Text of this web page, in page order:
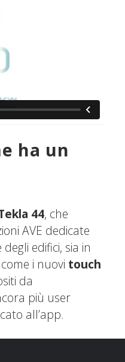
ha un
44, che
AVE dedicate
edifici, sia in
i nuovi touch
da
più user
all’app.